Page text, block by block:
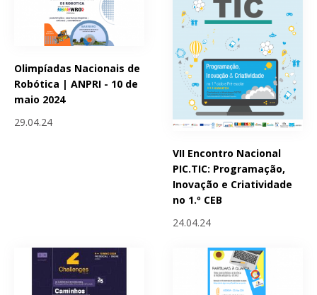
Olimpíadas Nacionais de
Robótica | ANPRI - 10 de
maio 2024
29.04.24
VII Encontro Nacional
PIC.TIC: Programação,
Inovação e Criatividade
no 1.º CEB
24.04.24